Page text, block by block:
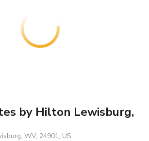
by Hilton Lewisburg,
WV, 24901, US